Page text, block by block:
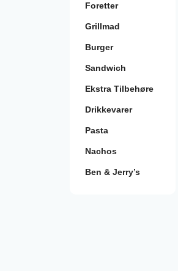
Foretter
Grillmad
Burger
Sandwich
Ekstra Tilbehøre
Drikkevarer
Pasta
Nachos
Ben & Jerry’s